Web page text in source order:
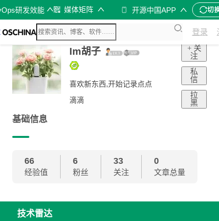
研发效能 媒体矩阵 开源中国APP 切
登录
Im胡子
喜欢新东西,开始记录点点
滴滴
+ 关
注
私
信
拉
黑
基础信息
66
经验值
6
粉丝
33
关注
0
文章总量
技术雷达